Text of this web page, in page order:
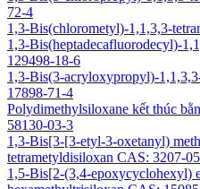
72-4
1,3-Bis(chlorometyl)-1,1,3,3-
1,3-Bis(heptadecafluorodecyl)-
129498-18-6
1,3-Bis(3-acryloxypropyl)-
17898-71-4
Polydimethylsiloxane kết thúc
58130-03-3
1,3-Bis[3-[3-etyl-3-oxetanyl)
tetrametyldisiloxan CAS: 3207-
1,5-Bis[2-(3,4-epoxycyclohexyl)